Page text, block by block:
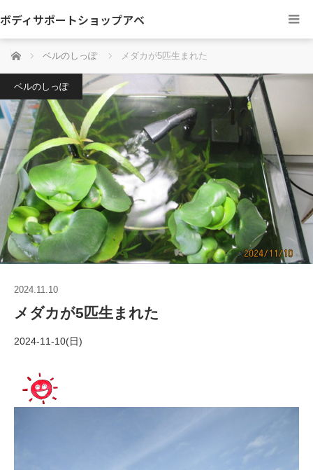
ボディサポートショップアベ
ホーム ベルのしっぽ メダカが5匹生まれた
ベルのしっぽ
2024.11.10
メダカが5匹生まれた
2024-11-10(日)